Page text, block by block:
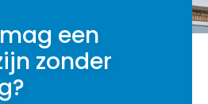
een
zonder